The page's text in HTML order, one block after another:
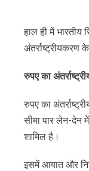
हाल ही में भारतीय
अंतर्राष्ट्रीयकरण
रुपए का
रुपए का
सीमा पार लेन-देन
शामिल है।
इसमें आयात और